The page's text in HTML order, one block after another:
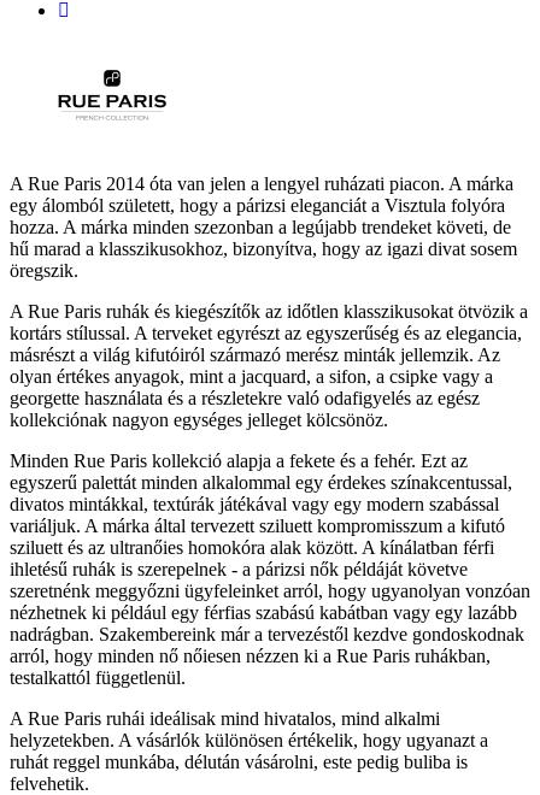
A Rue Paris 2014 óta van jelen a lengyel ruházati piacon. A márka
egy álomból született, hogy a párizsi eleganciát a Visztula folyóra
hozza. A márka minden szezonban a legújabb trendeket követi, de
hű marad a klasszikusokhoz, bizonyítva, hogy az igazi divat sosem
öregszik.
A Rue Paris ruhák és kiegészítők az időtlen klasszikusokat ötvözik a
kortárs stílussal. A terveket egyrészt az egyszerűség és az elegancia,
másrészt a világ kifutóiról származó merész minták jellemzik. Az
olyan értékes anyagok, mint a jacquard, a sifon, a csipke vagy a
georgette használata és a részletekre való odafigyelés az egész
kollekciónak nagyon egységes jelleget kölcsönöz.
Minden Rue Paris kollekció alapja a fekete és a fehér. Ezt az
egyszerű palettát minden alkalommal egy érdekes színakcentussal,
divatos mintákkal, textúrák játékával vagy egy modern szabással
variáljuk. A márka által tervezett sziluett kompromisszum a kifutó
sziluett és az ultranőies homokóra alak között. A kínálatban férfi
ihletésű ruhák is szerepelnek - a párizsi nők példáját követve
szeretnénk meggyőzni ügyfeleinket arról, hogy ugyanolyan vonzóan
nézhetnek ki például egy férfias szabású kabátban vagy egy lazább
nadrágban. Szakembereink már a tervezéstől kezdve gondoskodnak
arról, hogy minden nő nőiesen nézzen ki a Rue Paris ruhákban,
testalkattól függetlenül.
A Rue Paris ruhái ideálisak mind hivatalos, mind alkalmi
helyzetekben. A vásárlók különösen értékelik, hogy ugyanazt a
ruhát reggel munkába, délután vásárolni, este pedig buliba is
felvehetik.